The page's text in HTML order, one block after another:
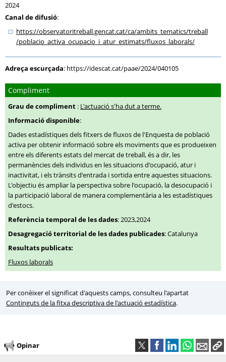
2024
Canal de difusió:
https://observatoritreball.gencat.cat/ca/ambits_tematics/treball
/poblacio_activa_ocupacio_i_atur_estimats/fluxos_laborals/
Adreça escurçada: https://idescat.cat/paae/2024/040105
Compliment
Grau de compliment : L'actuació s'ha dut a terme.
Informació disponible:
Dades estadístiques dels fitxers de fluxos de l'Enquesta de població
activa per obtenir informació sobre els moviments que es produeixen
entre els diferents estats del mercat de treball, és a dir, les
permanències dels individus en les situacions d'ocupació, atur i
inactivitat, i els trànsits d'entrada i sortida entre aquestes situacions.
L'objectiu és ampliar la perspectiva sobre l'ocupació, la desocupació i
la participació laboral de manera complementària a les estadístiques
d'estocs.
Referència temporal de les dades: 2023,2024
Desagregació territorial de les dades publicades: Catalunya
Resultats publicats:
Fluxos laborals
Per conèixer el significat d'aquests camps, consulteu l'apartat
Continguts de la fitxa descriptiva de l'actuació estadística.
Opinar